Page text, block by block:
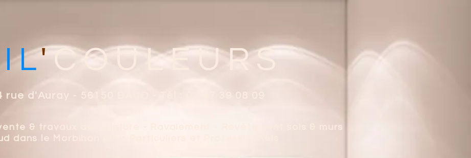
'COULEURS
rue d'Auray - 56150 BAUD - Tél : 02 97 39 08 09
& travaux de Peinture - Ravalement - Revêtement sols & murs
dans le Morbihan pour Particuliers et Professionnels